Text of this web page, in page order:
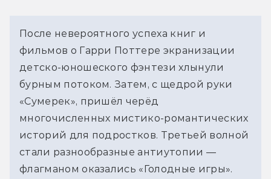
После невероятного успеха книг и
фильмов о Гарри Поттере экранизации
детско-юношеского фэнтези хлынули
бурным потоком. Затем, с щедрой руки
«Сумерек», пришёл черёд
многочисленных мистико-романтических
историй для подростков. Третьей волной
стали разнообразные антиутопии —
флагманом оказались «Голодные игры».